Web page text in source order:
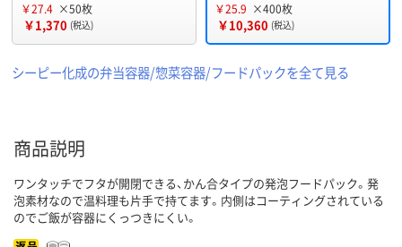
￥27.4 ×50枚
￥1,370 (税込)
￥25.9 ×400枚
￥10,360 (税込)
シーピー化成の弁当容器/惣菜容器/フードパックを全て見る
商品説明
ワンタッチでフタが開閉できる、かん合タイプの発泡フードパック。発
泡素材なので温料理も片手で持てます。内側はコーティングされている
のでご飯が容器にくっつきにくい。